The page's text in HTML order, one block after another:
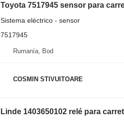
Toyota 7517945 sensor para
Sistema eléctrico - sensor
7517945
Rumanía, Bod
COSMIN STIVUITOARE
Linde 1403650102 relé para